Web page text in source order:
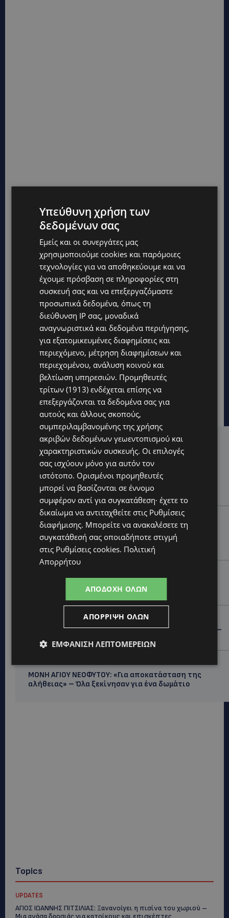
Hot this week
UPDATES
ΑΓΙΟΣ ΙΩΑΝΝΗΣ ΠΙΤΣΙΛΙΑΣ: Ξανανοίγει η πισίνα του
χωριού – Μια ανάσα δροσιάς για κατοίκους και
επισκέπτες
LIFESTYLE
ΕΛΕΝΑ ΠΑΠΑΔΟΠΟΥΛΟΥ: Από τη σκηνή στην
Αντιπροεδρία του ΘΟΚ – «Μεγάλη τιμή και μεγάλη
ευθύνη»
Η Arla Protein συνεχίζει να καινοτομεί με το Arla
Protein Food to Go.
ΜΑΚΑΡΙΟΣ ΔΡΟΥΣΙΩΤΗΣ: «Δεν ξεκινήσαμε μόνοι μας» –
Η Αστυνομία ξεκαθαρίζει πώς άρχισε η έρευνα
ΜΟΝΗ ΑΓΙΟΥ ΝΕΟΦΥΤΟΥ: «Για αποκατάσταση της
αλήθειας» – Όλα ξεκίνησαν για ένα δωμάτιο
Topics
UPDATES
ΑΓΙΟΣ ΙΩΑΝΝΗΣ ΠΙΤΣΙΛΙΑΣ: Ξανανοίγει η πισίνα του χωριού –
Μια ανάσα δροσιάς για κατοίκους και επισκέπτες
Υπεύθυνη χρήση των
δεδομένων σας
Εμείς και οι συνεργάτες μας
χρησιμοποιούμε cookies και παρόμοιες
τεχνολογίες για να αποθηκεύουμε και να
έχουμε πρόσβαση σε πληροφορίες στη
συσκευή σας και να επεξεργαζόμαστε
προσωπικά δεδομένα, όπως τη
διεύθυνση IP σας, μοναδικά
αναγνωριστικά και δεδομένα περιήγησης,
για εξατομικευμένες διαφημίσεις και
περιεχόμενο, μέτρηση διαφημίσεων και
περιεχομένου, ανάλυση κοινού και
βελτίωση υπηρεσιών. Προμηθευτές
τρίτων (1913) ενδέχεται επίσης να
επεξεργάζονται τα δεδομένα σας για
αυτούς και άλλους σκοπούς,
συμπεριλαμβανομένης της χρήσης
ακριβών δεδομένων γεωεντοπισμού και
χαρακτηριστικών συσκευής. Οι επιλογές
σας ισχύουν μόνο για αυτόν τον
ιστότοπο. Ορισμένοι προμηθευτές
μπορεί να βασίζονται σε έννομο
συμφέρον αντί για συγκατάθεση· έχετε το
δικαίωμα να αντιταχθείτε στις Ρυθμίσεις
διαφήμισης. Μπορείτε να ανακαλέσετε τη
συγκατάθεσή σας οποιαδήποτε στιγμή
στις Ρυθμίσεις cookies. Πολιτική
Απορρήτου
ΑΠΟΔΟΧΉ ΌΛΩΝ
ΑΠΌΡΡΙΨΗ ΌΛΩΝ
ΕΜΦΆΝΙΣΗ ΛΕΠΤΟΜΕΡΕΙΏΝ